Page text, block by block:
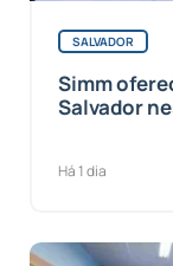
SALVADOR
Simm
Salvador
Há 1 dia